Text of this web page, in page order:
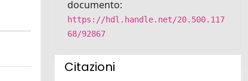
documento:
https://hdl.handle.net/20.500.117
68/92867
Citazioni